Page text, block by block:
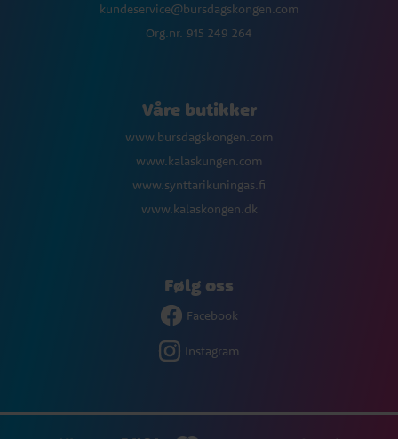
kundeservice@bursdagskongen.com
Org.nr. 915 249 264
Våre butikker
www.bursdagskongen.com
www.kalaskungen.com
www.synttarikuningas.fi
www.kalaskongen.dk
Følg oss
Facebook
Instagram